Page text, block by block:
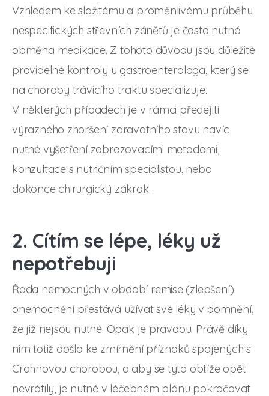
Vzhledem ke složitému a proměnlivému průběhu
nespecifických střevních zánětů je často nutná
obměna medikace. Z tohoto důvodu jsou důležité
pravidelné kontroly u gastroenterologa, který se
na choroby trávicího traktu specializuje.
V některých případech je v rámci předejití
výrazného zhoršení zdravotního stavu navíc
nutné vyšetření zobrazovacími metodami,
konzultace s nutričním specialistou, nebo
dokonce chirurgický zákrok.
2. Cítím se lépe, léky už
nepotřebuji
Řada nemocných v období remise (zlepšení)
onemocnění přestává užívat své léky v domnění,
že již nejsou nutné. Opak je pravdou. Právě díky
nim totiž došlo ke zmírnění příznaků spojených s
Crohnovou chorobou, a aby se tyto obtíže opět
nevrátily, je nutné v léčebném plánu pokračovat